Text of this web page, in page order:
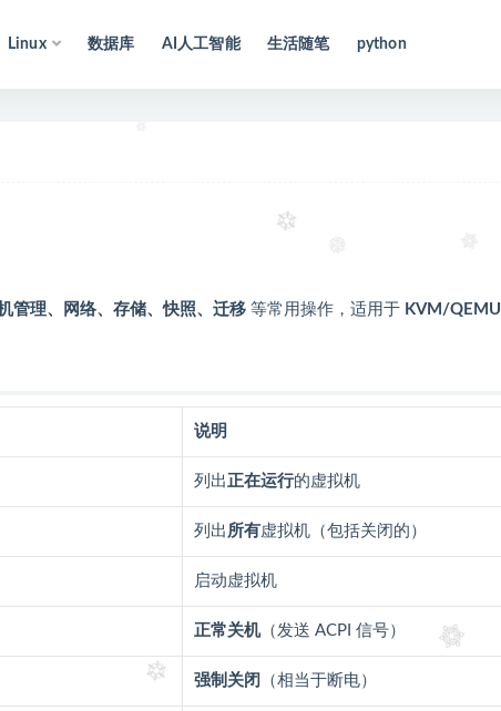
Linux 数据库 AI人工智能 生活随笔 python
管理、网络、存储、快照、迁移 等常用操作，适用于 KVM/QEMU
说明
列出正在运行的虚拟机
列出 所有虚拟机（包括关闭的）
启动虚拟机
正常关机（发送 ACPI 信号）
强制关闭 （相当于断电）